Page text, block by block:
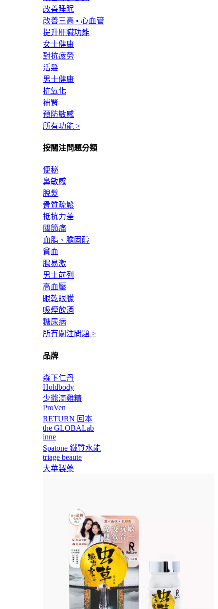
改善睡眠
改善三高 • 心血管
提升肝臟功能
女士健康
對抗疲勞
活髮
男士健康
抗氧化
補腎
預防敏感
所有功能 >
按關注問題分類
便秘
鼻敏感
脫髮
骨質疏鬆
抵抗力差
關節痛
血脂、膽固醇
貧血
腸易激
男士前列
高血壓
眼乾眼朦
吸煙飲酒
糖尿病
所有關注問題 >
品牌
森下仁丹
Holdbody
少爺滴雞精
ProVen
RETURN 回本
the GLOBALab
inne
Spatone 鐵質水能
triage beaute
大華製藥